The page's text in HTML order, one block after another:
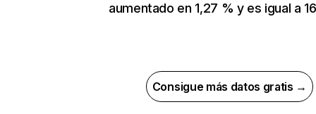
aumentado en 1,27 % y es igual a
Consigue más datos gratis →